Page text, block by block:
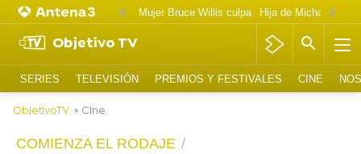
Mujer Bruce Willis culpa
Objetivo TV
SERIES TELEVISIÓN PREMIOS Y FESTIVALES CINE
ObjetivoTV » Cine
COMIENZA EL RODAJE